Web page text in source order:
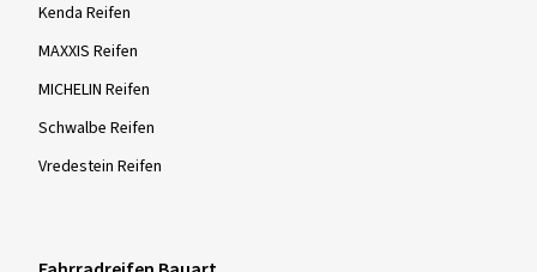
Kenda Reifen
MAXXIS Reifen
MICHELIN Reifen
Schwalbe Reifen
Vredestein Reifen